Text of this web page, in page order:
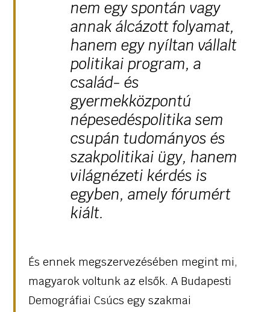
nem egy spontán vagy
annak álcázott folyamat,
hanem egy nyíltan vállalt
politikai program, a
család- és
gyermekközpontú
népesedéspolitika sem
csupán tudományos és
szakpolitikai ügy, hanem
világnézeti kérdés is
egyben, amely fórumért
kiált.
És ennek megszervezésében megint mi,
magyarok voltunk az elsők. A Budapesti
Demográfiai Csúcs egy szakmai